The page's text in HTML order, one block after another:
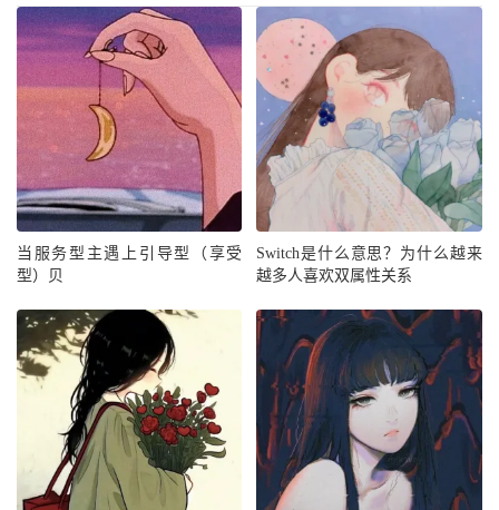
当服务型主遇上引导型（享受
型）贝
Switch是什么意思？为什么越来
越多人喜欢双属性关系